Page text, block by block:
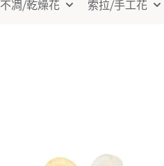
不凋⧸乾燥花 索拉⧸手工花